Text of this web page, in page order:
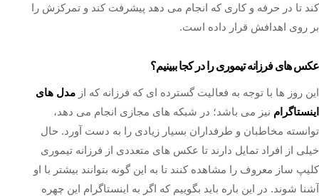
کند تا در حرفه و کاری که انجام می دهد پیشرفت کند و تمرکزش را
بر روی اهدافش قرار داده است.
عکس های فرزانه تیموری را در کجا ببینیم؟
این روز ها با توجه به فعالیت گسترده‌ ای که فرزانه که از مدل های
اینستاگرام نیز می باشد؛ در شبکه های مجازی انجام می‌ دهد،
توانسته مخاطبان و طرفداران بسیار زیادی را به دست آورد. حال
خیلی از افراد تمایل دارند تا عکس های متعددی از فرزانه تیموری
کلیپ ساز معروف را مشاهده کنند تا به این گونه بتوانند بیشتر با او
آشنا شوند. در این باره باید بگوییم که اگر به اینستاگرام این چهره